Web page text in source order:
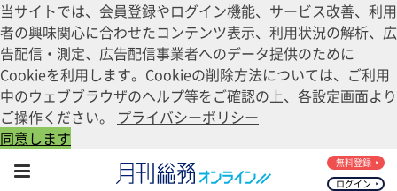
当サイトでは、会員登録やログイン機能、サービス改善、利用
者の興味関心に合わせたコンテンツ表示、利用状況の解析、広
告配信・測定、広告配信事業者へのデータ提供のために
Cookieを利用します。Cookieの削除方法については、ご利用
中のウェブブラウザのヘルプ等をご確認の上、各設定画面より
ご操作ください。 プライバシーポリシー
同意します
ログイン
無料登録